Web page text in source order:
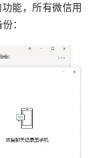
能，所有微信用
：